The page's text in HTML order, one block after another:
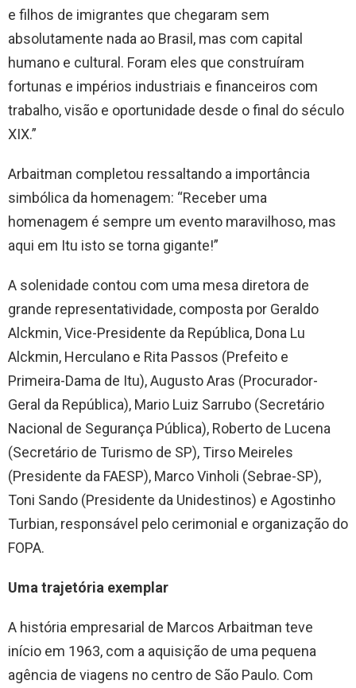
e filhos de imigrantes que chegaram sem
absolutamente nada ao Brasil, mas com capital
humano e cultural. Foram eles que construíram
fortunas e impérios industriais e financeiros com
trabalho, visão e oportunidade desde o final do século
XIX.”
Arbaitman completou ressaltando a importância
simbólica da homenagem: “Receber uma
homenagem é sempre um evento maravilhoso, mas
aqui em Itu isto se torna gigante!”
A solenidade contou com uma mesa diretora de
grande representatividade, composta por Geraldo
Alckmin, Vice-Presidente da República, Dona Lu
Alckmin, Herculano e Rita Passos (Prefeito e
Primeira-Dama de Itu), Augusto Aras (Procurador-
Geral da República), Mario Luiz Sarrubo (Secretário
Nacional de Segurança Pública), Roberto de Lucena
(Secretário de Turismo de SP), Tirso Meireles
(Presidente da FAESP), Marco Vinholi (Sebrae-SP),
Toni Sando (Presidente da Unidestinos) e Agostinho
Turbian, responsável pelo cerimonial e organização do
FOPA.
Uma trajetória exemplar
A história empresarial de Marcos Arbaitman teve
início em 1963, com a aquisição de uma pequena
agência de viagens no centro de São Paulo. Com